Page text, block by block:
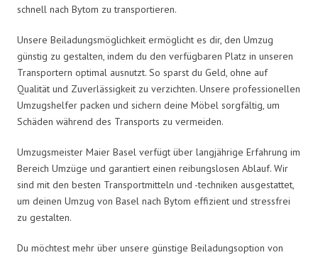
schnell nach Bytom zu transportieren.
Unsere Beiladungsmöglichkeit ermöglicht es dir, den Umzug
günstig zu gestalten, indem du den verfügbaren Platz in unseren
Transportern optimal ausnutzt. So sparst du Geld, ohne auf
Qualität und Zuverlässigkeit zu verzichten. Unsere professionellen
Umzugshelfer packen und sichern deine Möbel sorgfältig, um
Schäden während des Transports zu vermeiden.
Umzugsmeister Maier Basel verfügt über langjährige Erfahrung im
Bereich Umzüge und garantiert einen reibungslosen Ablauf. Wir
sind mit den besten Transportmitteln und -techniken ausgestattet,
um deinen Umzug von Basel nach Bytom effizient und stressfrei
zu gestalten.
Du möchtest mehr über unsere günstige Beiladungsoption von